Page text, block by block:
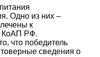
Одно из них –
к
КоАП РФ.
что победитель
сведения о